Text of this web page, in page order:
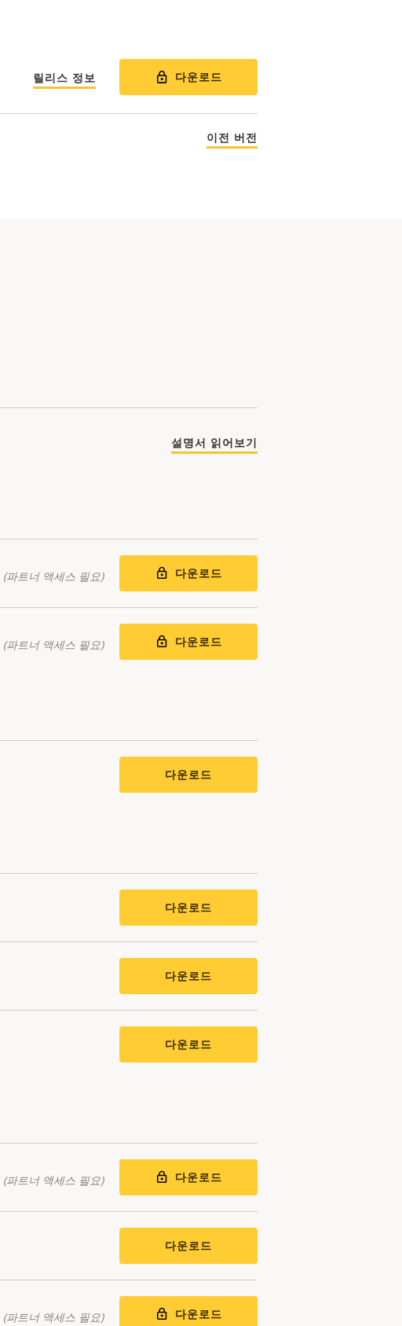
릴리스 정보 다운로드
이전 버전
설명서 읽어보기
(파트너 액세스 필요) 다운로드
(파트너 액세스 필요) 다운로드
다운로드
다운로드
다운로드
다운로드
(파트너 액세스 필요) 다운로드
다운로드
(파트너 액세스 필요) 다운로드